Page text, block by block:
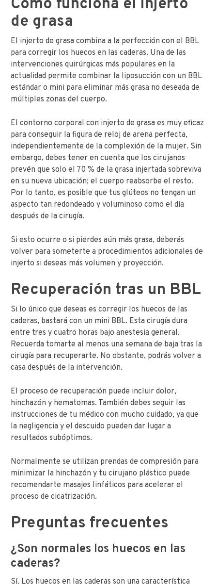
Cómo funciona el injerto
de grasa
El injerto de grasa combina a la perfección con el BBL
para corregir los huecos en las caderas. Una de las
intervenciones quirúrgicas más populares en la
actualidad permite combinar la liposucción con un BBL
estándar o mini para eliminar más grasa no deseada de
múltiples zonas del cuerpo.
El contorno corporal con injerto de grasa es muy eficaz
para conseguir la figura de reloj de arena perfecta,
independientemente de la complexión de la mujer. Sin
embargo, debes tener en cuenta que los cirujanos
prevén que solo el 70 % de la grasa injertada sobreviva
en su nueva ubicación; el cuerpo reabsorbe el resto.
Por lo tanto, es posible que tus glúteos no tengan un
aspecto tan redondeado y voluminoso como el día
después de la cirugía.
Si esto ocurre o si pierdes aún más grasa, deberás
volver para someterte a procedimientos adicionales de
injerto si deseas más volumen y proyección.
Recuperación tras un BBL
Si lo único que deseas es corregir los huecos de las
caderas, bastará con un mini BBL. Esta cirugía dura
entre tres y cuatro horas bajo anestesia general.
Recuerda tomarte al menos una semana de baja tras la
cirugía para recuperarte. No obstante, podrás volver a
casa después de la intervención.
El proceso de recuperación puede incluir dolor,
hinchazón y hematomas. También debes seguir las
instrucciones de tu médico con mucho cuidado, ya que
la negligencia y el descuido pueden dar lugar a
resultados subóptimos.
Normalmente se utilizan prendas de compresión para
minimizar la hinchazón y tu cirujano plástico puede
recomendarte masajes linfáticos para acelerar el
proceso de cicatrización.
Preguntas frecuentes
¿Son normales los huecos en las
caderas?
Sí. Los huecos en las caderas son una característica